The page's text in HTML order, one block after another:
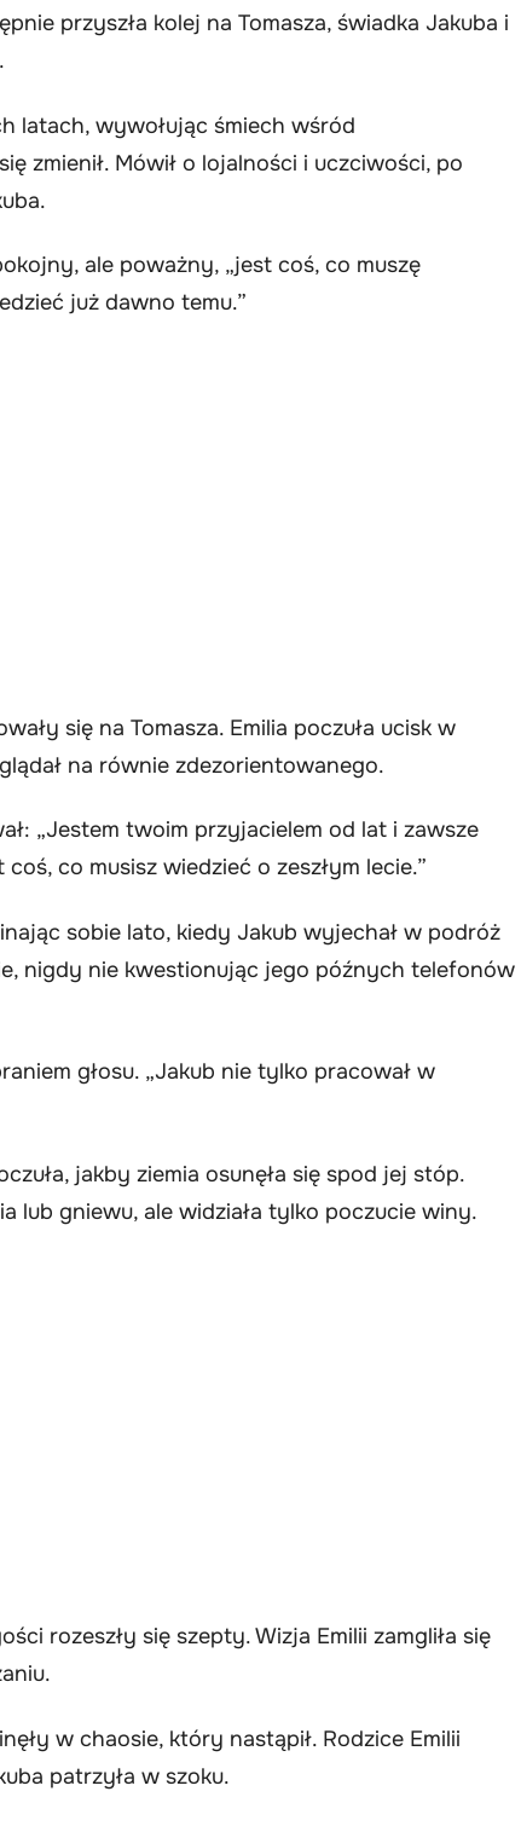
przyszła kolej na Tomasza, świadka Jakuba i
latach, wywołując śmiech wśród
zmienił. Mówił o lojalności i uczciwości, po
ale poważny, „jest coś, co muszę
już dawno temu.”
się na Tomasza. Emilia poczuła ucisk w
na równie zdezorientowanego.
„Jestem twoim przyjacielem od lat i zawsze
co musisz wiedzieć o zeszłym lecie.”
sobie lato, kiedy Jakub wyjechał w podróż
nigdy nie kwestionując jego późnych telefonów
głosu. „Jakub nie tylko pracował w
jakby ziemia osunęła się spod jej stóp.
lub gniewu, ale widziała tylko poczucie winy.
rozeszły się szepty. Wizja Emilii zamgliła się
w chaosie, który nastąpił. Rodzice Emilii
patrzyła w szoku.